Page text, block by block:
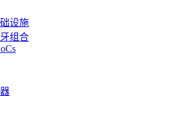
设施
组合